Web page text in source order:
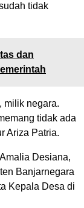
tidak
dan
milik negara.
tidak ada
Ariza Patria.
Desiana,
Banjarnegara
Kepala Desa di